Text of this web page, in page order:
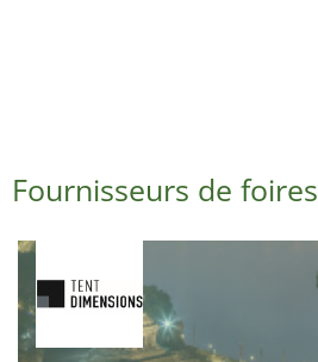
Fournisseurs de foires